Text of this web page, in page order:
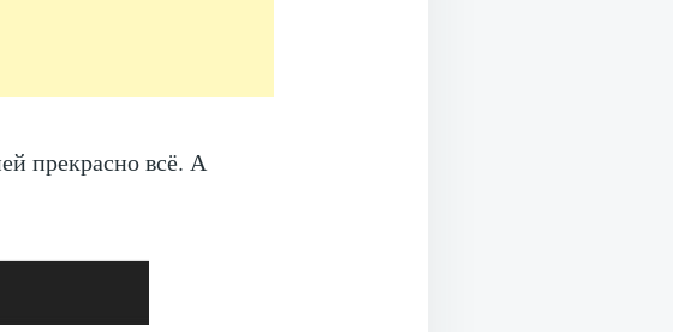
прекрасно всё. А